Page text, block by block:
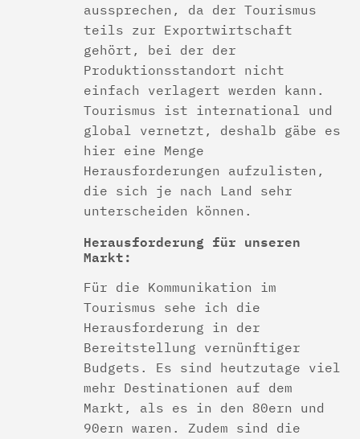
aussprechen, da der Tourismus
teils zur Exportwirtschaft
gehört, bei der der
Produktionsstandort nicht
einfach verlagert werden kann.
Tourismus ist international und
global vernetzt, deshalb gäbe es
hier eine Menge
Herausforderungen aufzulisten,
die sich je nach Land sehr
unterscheiden können.
Herausforderung für unseren
Markt:
Für die Kommunikation im
Tourismus sehe ich die
Herausforderung in der
Bereitstellung vernünftiger
Budgets. Es sind heutzutage viel
mehr Destinationen auf dem
Markt, als es in den 80ern und
90ern waren. Zudem sind die